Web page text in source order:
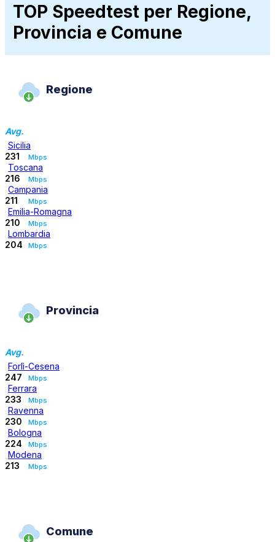
TOP Speedtest per Regione,
Provincia e Comune
Regione
Avg.
Sicilia
231
Mbps
Toscana
216
Mbps
Campania
211
Mbps
Emilia-Romagna
210
Mbps
Lombardia
204
Mbps
Provincia
Avg.
Forlì-Cesena
247
Mbps
Ferrara
233
Mbps
Ravenna
230
Mbps
Bologna
224
Mbps
Modena
213
Mbps
Comune